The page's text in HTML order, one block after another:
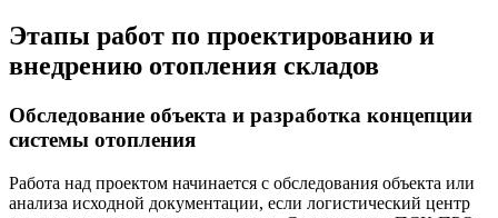
Этапы работ по проектированию и
внедрению отопления складов
Обследование объекта и разработка концепции
системы отопления
Работа над проектом начинается с обследования объекта или
анализа исходной документации, если логистический центр